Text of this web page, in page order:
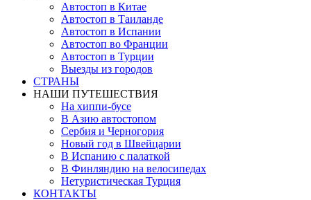
Автостоп в Китае
Автостоп в Таиланде
Автостоп в Испании
Автостоп во Франции
Автостоп в Турции
Выезды из городов
СТРАНЫ
НАШИ ПУТЕШЕСТВИЯ
На хиппи-бусе
В Азию автостопом
Сербия и Черногория
Новый год в Швейцарии
В Испанию с палаткой
В Финляндию на велосипедах
Нетуристическая Турция
КОНТАКТЫ